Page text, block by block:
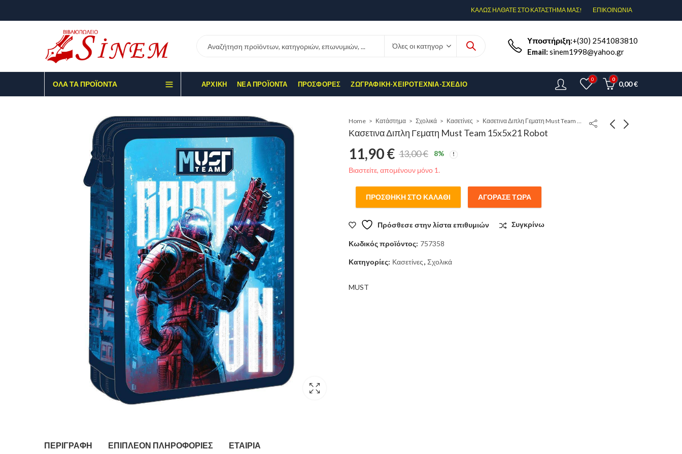
ΚΑΛΩΣ ΗΛΘΑΤΕ ΣΤΟ ΚΑΤΑΣΤΗΜΑ ΜΑΣ! ΕΠΙΚΟΙΝΩΝΊΑ
Υποστήριξη:+(30) 2541083810
Email: sinem1998@yahoo.gr
ΌΛΑ ΤΑ ΠΡΟΪΌΝΤΑ ΑΡΧΙΚΉ ΝΈΑ ΠΡΟΪΌΝΤΑ ΠΡΟΣΦΟΡΈΣ ΖΩΓΡΑΦΙΚΉ-ΧΕΙΡΟΤΕΧΝΊΑ-ΣΧΈΔΙΟ
0 0
0,00€
Home Κατάστημα Σχολικά Κασετίνες Κασετινα Διπλη Γεματη Must Team 15x5x21 Robot
Κασετινα Διπλη Γεματη Must Team 15x5x21 Robot
13,00€
Original
price
was:
13,00 €.
11,90€
Η
τρέχουσα
τιμή
είναι:
11,90 €.
8%
Βιαστείτε, απομένουν μόνο 1.
ΠΡΟΣΘΉΚΗ ΣΤΟ ΚΑΛΆΘΙ ΑΓΌΡΑΣΕ ΤΏΡΑ
Πρόσθεσε στην λίστα επιθυμιών Συγκρίνω
Κωδικός προϊόντος: 757358
Κατηγορίες: Κασετίνες, Σχολικά
MUST
ΠΕΡΙΓΡΑΦΉ ΕΠΙΠΛΈΟΝ ΠΛΗΡΟΦΟΡΊΕΣ ΕΤΑΙΡΊΑ